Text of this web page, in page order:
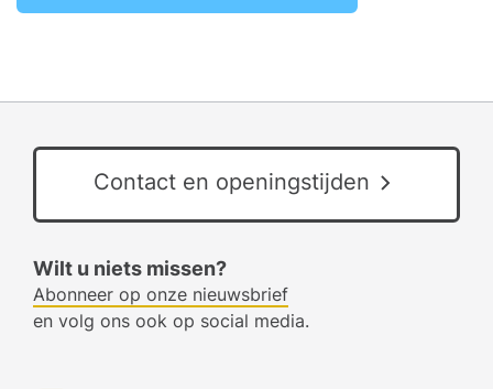
Contact en openingstijden
Wilt u niets missen?
Abonneer op onze nieuwsbrief
en volg ons ook op social media.